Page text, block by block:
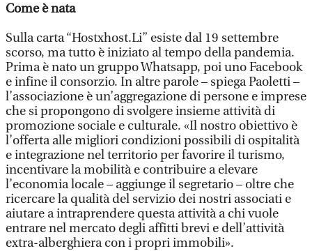
Come è nata
Sulla carta “Hostxhost.Li” esiste dal 19 settembre
scorso, ma tutto è iniziato al tempo della pandemia.
Prima è nato un gruppo Whatsapp, poi uno Facebook
e infine il consorzio. In altre parole – spiega Paoletti –
l’associazione è un’aggregazione di persone e imprese
che si propongono di svolgere insieme attività di
promozione sociale e culturale. «Il nostro obiettivo è
l’offerta alle migliori condizioni possibili di ospitalità
e integrazione nel territorio per favorire il turismo,
incentivare la mobilità e contribuire a elevare
l’economia locale – aggiunge il segretario – oltre che
ricercare la qualità del servizio dei nostri associati e
aiutare a intraprendere questa attività a chi vuole
entrare nel mercato degli affitti brevi e dell’attività
extra-alberghiera con i propri immobili».